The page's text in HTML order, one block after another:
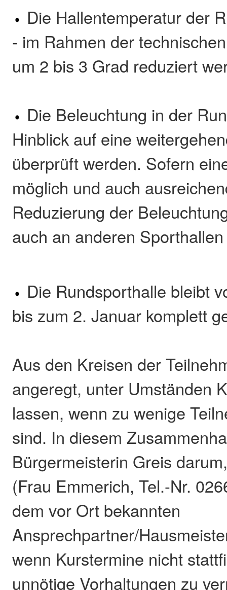
Die Hallentemperatur der
- im Rahmen der
um 2 bis 3 Grad reduziert
Die Beleuchtung in der
Hinblick auf eine
überprüft werden. Sofern
möglich und auch
Reduzierung der
auch an anderen
Die Rundsporthalle bleibt
bis zum 2. Januar komplett
Aus den Kreisen der
angeregt, unter Umständen
lassen, wenn zu wenige
sind. In diesem
Bürgermeisterin Greis
(Frau Emmerich, Tel.-Nr.
dem vor Ort bekannten
Ansprechpartner/
wenn Kurstermine nicht
unnötige Vorhaltungen zu